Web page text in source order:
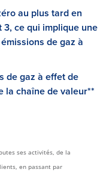
au plus tard en
ce qui implique une
de gaz à
de gaz à effet de
la chaîne de valeur**
ses activités, de la
en passant par